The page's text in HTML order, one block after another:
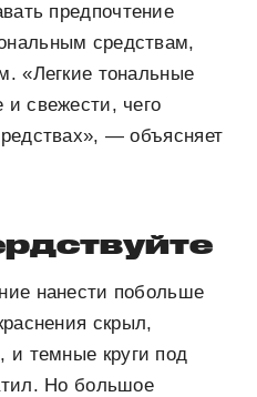
предпочтение
средствам,
«Легкие тональные
свежести, чего
— объясняет
нанести побольше
скрыл,
и темные круги под
Но большое